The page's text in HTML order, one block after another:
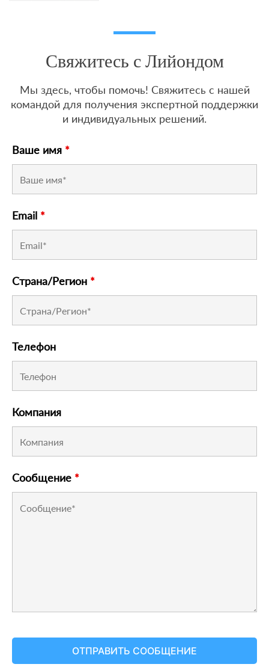
Свяжитесь с Лийондом
Мы здесь, чтобы помочь! Свяжитесь с нашей
командой для получения экспертной поддержки
и индивидуальных решений.
Ваше имя *
Email *
Страна/Регион *
Телефон
Компания
Сообщение *